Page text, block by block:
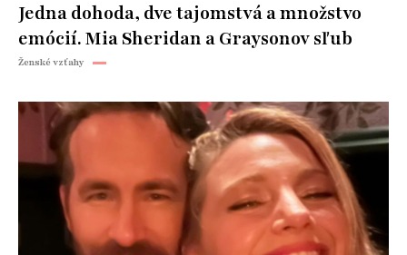
Jedna dohoda, dve tajomstvá a množstvo
emócií. Mia Sheridan a Graysonov sľub
Ženské vzťahy